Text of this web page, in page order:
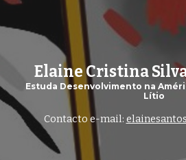
Elaine Cristina
Estuda Desenvolvimento na
Lítio
Contacto e-mail: